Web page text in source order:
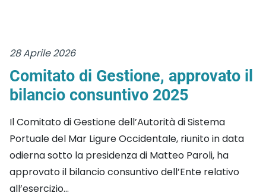
28 Aprile 2026
Comitato di Gestione, approvato il
bilancio consuntivo 2025
Il Comitato di Gestione dell’Autorità di Sistema
Portuale del Mar Ligure Occidentale, riunito in data
odierna sotto la presidenza di Matteo Paroli, ha
approvato il bilancio consuntivo dell’Ente relativo
all’esercizio...